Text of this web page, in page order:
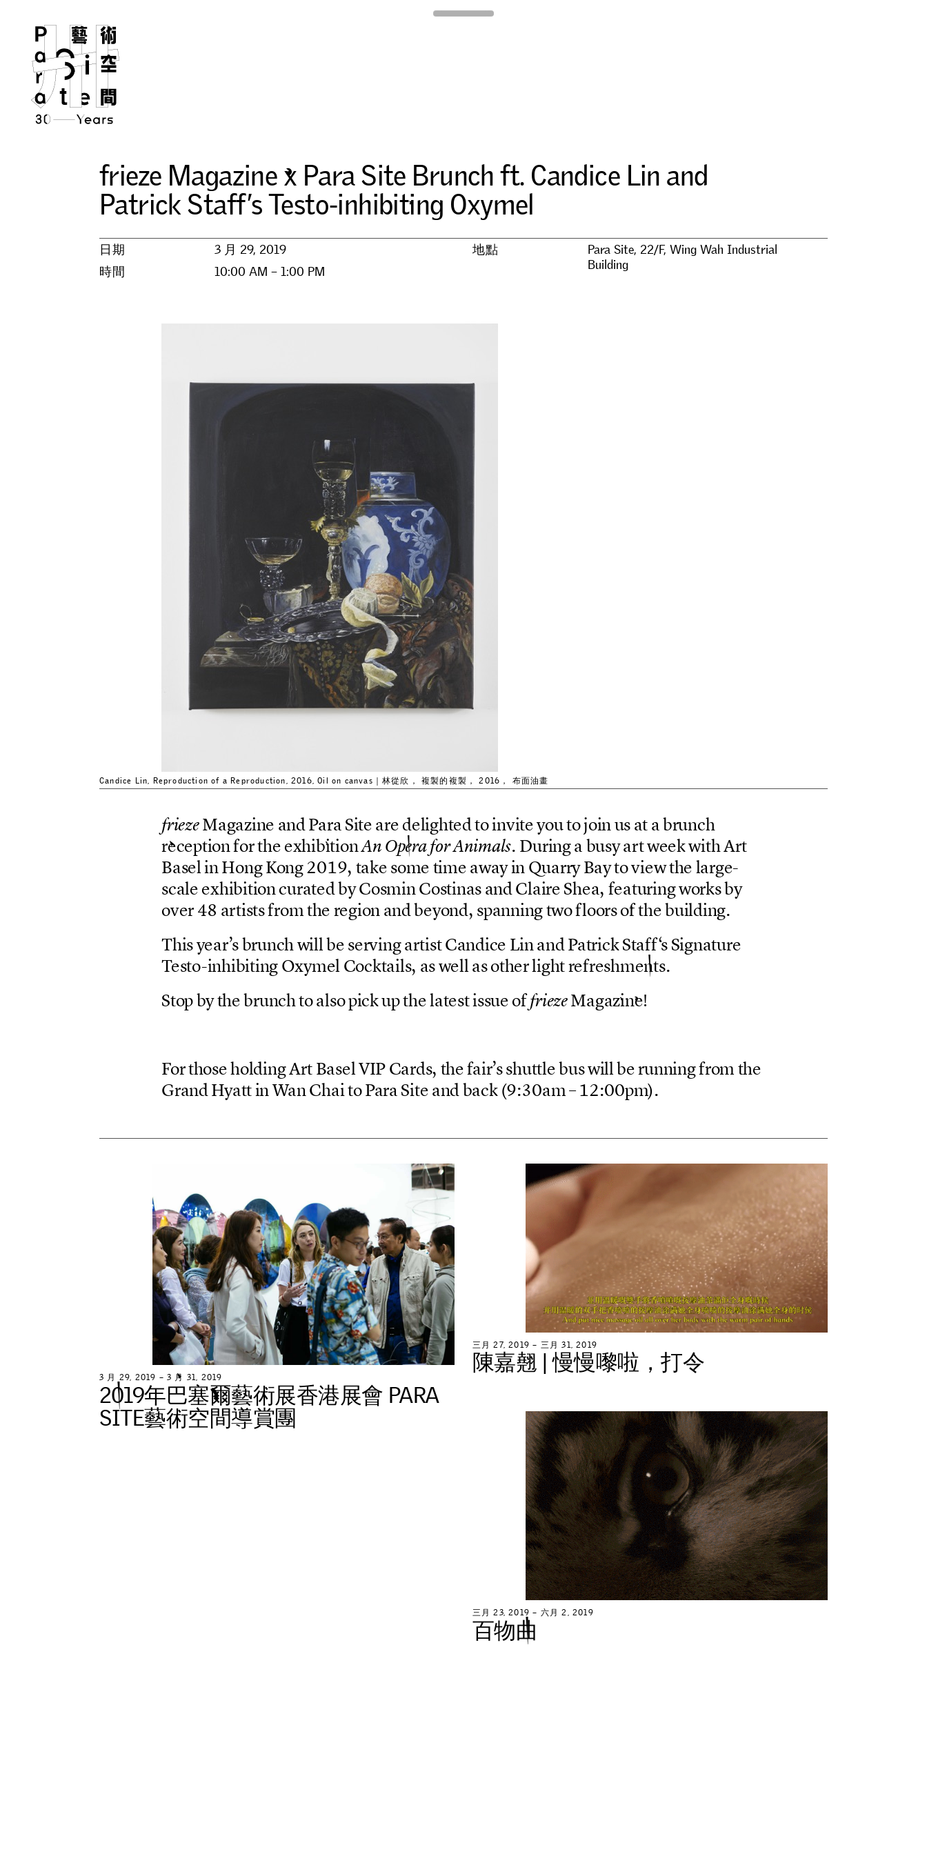
frieze Magazine x ParaSite Brunch ft. Candice Lin and
PatrickStaff’sTesto-inhibiting Oxymel
日期
3 月 29, 2019
時間
10:00 AM – 1:00 PM
地點
Para Site, 22/F, Wing Wah Industrial
Building
Candice Lin, Reproduction of a Reproduction, 2016, Oil on canvas｜林從欣， 複製的複製， 2016， 布面油畫
friezeMagazine andParaSitearedelightedtoinviteyoutojoinusatabrunch
receptionfortheexhibitionAnOperaforAnimals. DuringabusyartweekwithArt
BaselinHongKong2019, takesometimeawayinQuarryBaytoviewthelarge-
scaleexhibitioncuratedbyCosminCostinasandClaireShea, featuringworksby
over48 artistsfromtheregionandbeyond, spanningtwofloorsofthebuilding.
Thisyear’sbrunchwillbeservingartistCandice LinandPatrickStaff‘sSignature
Testo-inhibitingOxymelCocktails, aswellasotherlightrefreshments.
StopbythebrunchtoalsopickupthelatestissueoffriezeMagazine!
ForthoseholdingArtBaselVIPCards, thefair’sshuttlebuswillberunningfromthe
GrandHyattinWanChaitoParaSiteandback(9:30am–12:00pm).
3 月 29, 2019 – 3 月 31, 2019
2019年巴塞爾藝術展香港展會 PARA
SITE藝術空間導賞團
三 月 27, 2019 – 三 月 31, 2019
陳嘉翹 | 慢慢嚟啦 ，打令
三月 23, 2019 – 六月 2, 2019
百物曲